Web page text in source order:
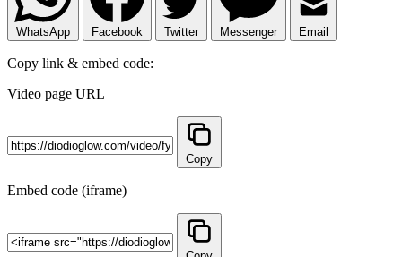
WhatsApp Facebook Twitter Messenger Email
Copy link & embed code:
Video page URL
Copy
Embed code (iframe)